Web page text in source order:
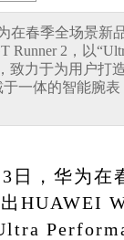
技巧
在春季全场景新
Runner 2，以
致力于为用户打
一体的智能腕
日，华为在
HUAWEI